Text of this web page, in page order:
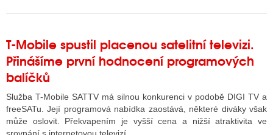
T-Mobile spustil placenou satelitní televizi.
Přinášíme první hodnocení programových
balíčků
Služba T-Mobile SATTV má silnou konkurenci v podobě DIGI TV a
freeSATu. Její programová nabídka zaostává, některé diváky však
může oslovit. Překvapením je vyšší cena a nižší atraktivita ve